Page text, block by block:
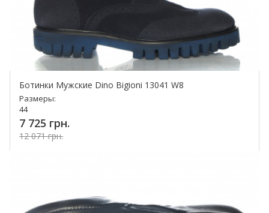
Ботинки Мужские Dino Bigioni 13041 W8
Размеры:
44
7 725 грн.
12 071 грн.